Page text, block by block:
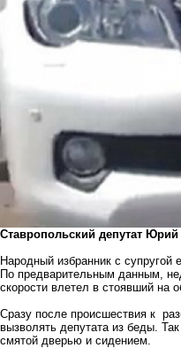
Ставропольский депутат
Народный избранник с
По предварительным данным,
скорости влетел в стоявший на
Сразу после происшествия к
вызволять депутата из беды.
смятой дверью и сидением.